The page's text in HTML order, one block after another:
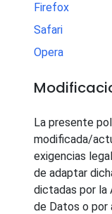
Firefox
Safari
Opera
La presente
modificada/
exigencias
de adaptar
dictadas por la
de Datos o por